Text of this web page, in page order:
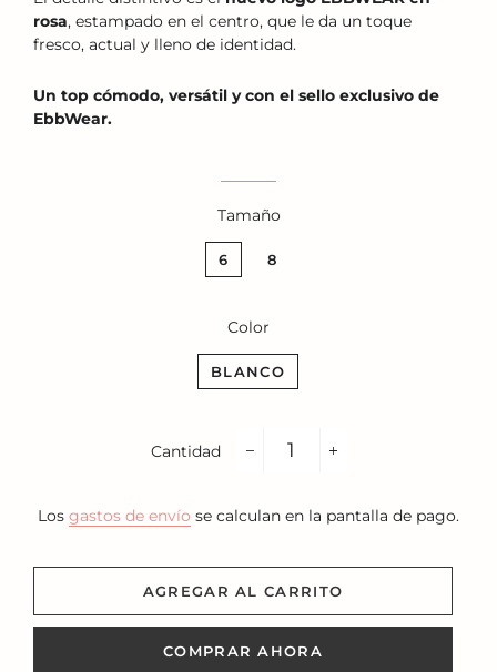
rosa, estampado en el centro, que le da un toque
fresco, actual y lleno de identidad.
Un top cómodo, versátil y con el sello exclusivo de
EbbWear.
Tamaño
6 8
Color
BLANCO
Cantidad
Los gastos de envío se calculan en la pantalla de pago.
AGREGAR AL CARRITO
COMPRAR AHORA